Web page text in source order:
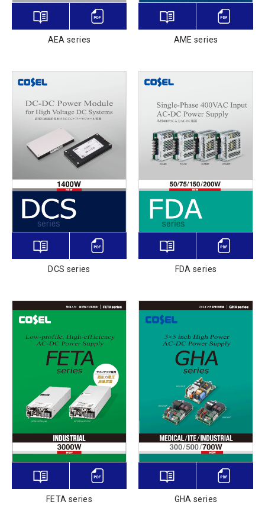
AEA series AME series
DCS series FDA series
FETA series GHA series